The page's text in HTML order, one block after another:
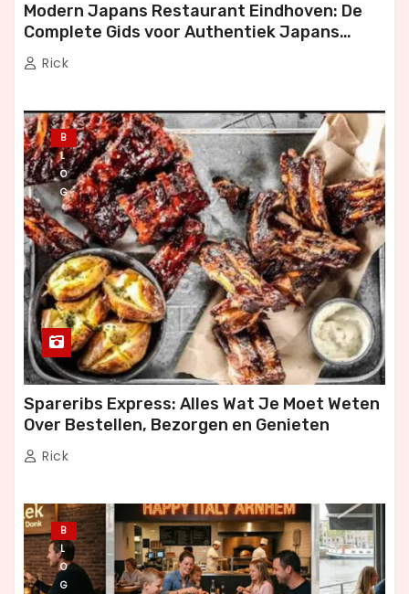
Modern Japans Restaurant Eindhoven: De
Complete Gids voor Authentiek Japans
Dineren
Rick
B
L
O
G
Spareribs Express: Alles Wat Je Moet Weten
Over Bestellen, Bezorgen en Genieten
Rick
B
L
O
G